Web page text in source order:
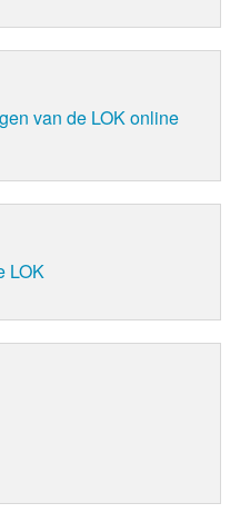
van de LOK online
LOK